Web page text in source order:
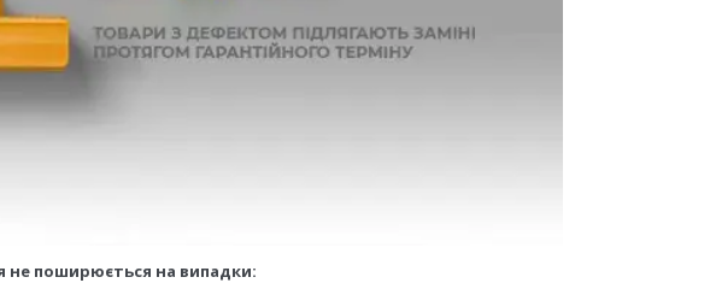
не поширюється на випадки: